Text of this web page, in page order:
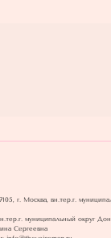
г. Москва, вн.тер.г.
муниципальный округ
Сергеевна